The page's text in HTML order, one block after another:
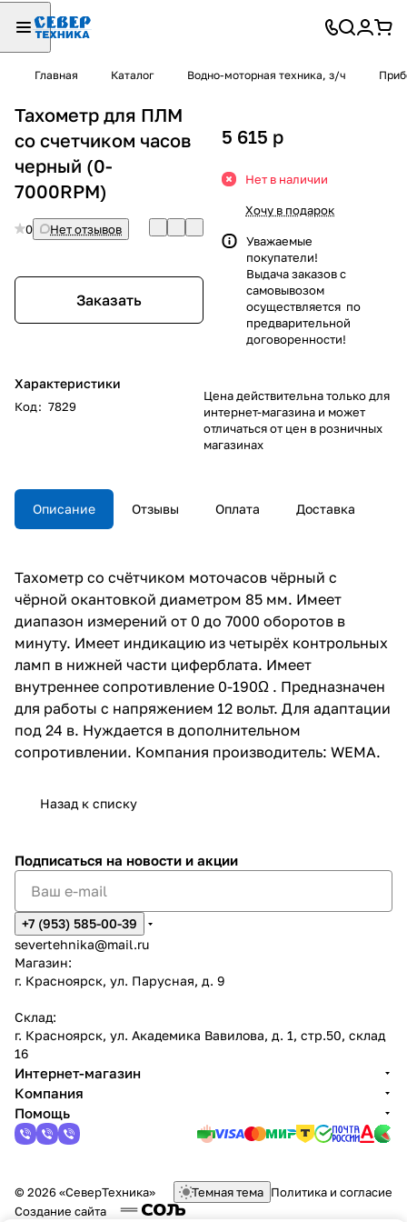
Главная Каталог Водно-моторная техника, з/ч
Тахометр для ПЛМ
со счетчиком часов
черный (0-
7000RPM)
0 Нет отзывов
Заказать
Характеристики
Код: 7829
5 615 p
Нет в наличии
Хочу в подарок
Уважаемые
покупатели!
Выдача заказов с
самовывозом
осуществляется по
предварительной
договоренности!
Цена действительна только для
интернет-магазина и может
отличаться от цен в розничных
магазинах
Описание Отзывы Оплата Доставка
Тахометр со счётчиком моточасов чёрный с
чёрной окантовкой диаметром 85 мм. Имеет
диапазон измерений от 0 до 7000 оборотов в
минуту. Имеет индикацию из четырёх контрольных
ламп в нижней части циферблата. Имеет
внутреннее сопротивление 0-190Ω . Предназначен
для работы с напряжением 12 вольт. Для адаптации
под 24 в. Нуждается в дополнительном
сопротивлении. Компания производитель: WEMA.
Назад к списку
Подписаться на новости и акции
+7 (953) 585-00-39
severtehnika@mail.ru
Магазин:
г. Красноярск, ул. Парусная, д. 9
Склад:
г. Красноярск, ул. Академика Вавилова, д. 1, стр.50, склад
16
Интернет-магазин
Компания
Помощь
© 2026 «СеверТехника» Темная тема Политика и согласие
Создание сайта